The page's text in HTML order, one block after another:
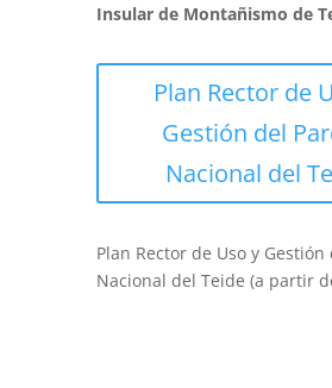
Insular de Montañismo de
Plan Rector de
Gestión del
Nacional del
Plan Rector de Uso y Gestión
Nacional del Teide (a partir